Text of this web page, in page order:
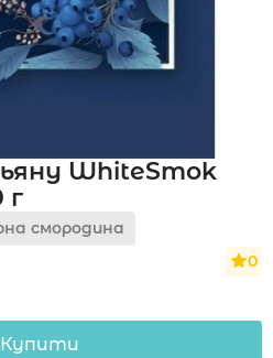
WhiteSmok
г
смородина
0
Купити